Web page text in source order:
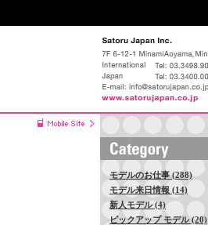
モデルのお仕事 (288)
モデル来日情報 (14)
新人モデル (4)
ピックアップ モデル (20)